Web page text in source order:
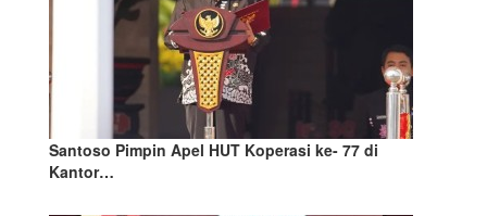
Santoso Pimpin Apel HUT Koperasi ke- 77 di
Kantor…